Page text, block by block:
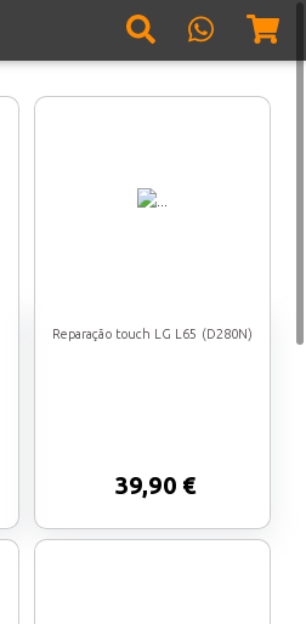
Reparação touch LG L65 (D280N)
39,90 €